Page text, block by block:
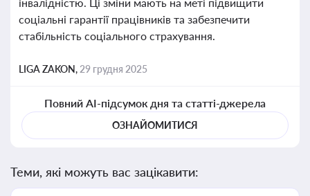
соціальні гарантії працівників та забезпечити
стабільність соціального страхування.
LIGA ZAKON, 29 грудня 2025
Повний AI-підсумок дня та статті-джерела
ОЗНАЙОМИТИСЯ
Теми, які можуть вас зацікавити: